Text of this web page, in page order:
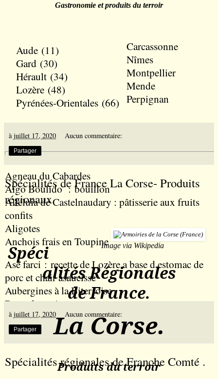
Gastronomie et produits du terroir
Aude (11)
Gard (30)
Hérault (34)
Lozère (48)
Pyrénées-Orientales (66)
Carcassonne
Nîmes
Montpellier
Mende
Perpignan
Agneau du Cabardes
Aïgo Boulido: bouillon
Alléluia de Castelnaudary : pâtisserie aux fruits
confits
Aligotes
Anchois frais en Toupine
Ase farci : recette de Lozère a base d estomac de
porc et chair àsaucisse
Aubergines à la Biterroise
Banyuls
: vin
àjuillet 17, 2020 Aucun commentaire:
Partager
Spécialités de France La Corse- Produits
régionaux
Image via Wikipedia
Spéci
alités Régionales
de France.
La Corse.
Produits du terroir
à juillet 17, 2020 Aucun commentaire:
Partager
Spécialités régionales de Franche Comté .